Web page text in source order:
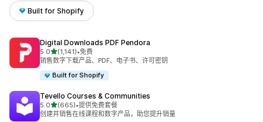
Built for Shopify
Digital Downloads PDF Pendora
5.0星（满分 5 星）
(1,141)
总共 1141 条评论
•免费
销售数字下载产品、PDF、电子书、许可密钥
Built for Shopify
Tevello Courses & Communities
5.0星（满分 5 星）
(665)
总共 665 条评论
•提供免费套餐
创建并销售在线课程和数字产品，助您提升销量